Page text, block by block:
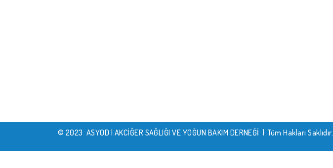
© 2023 ASYOD | AKCİĞER SAĞLIĞI VE YOĞUN BAKIM DERNEĞİ | Tüm Hakları Saklıdır.